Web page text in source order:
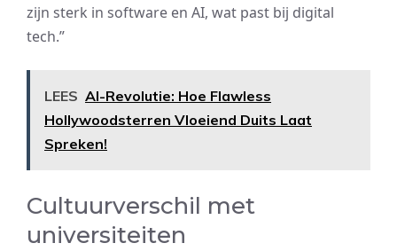
zijn sterk in software en AI, wat past bij digital
tech.”
LEES AI-Revolutie: Hoe Flawless
Hollywoodsterren Vloeiend Duits Laat
Spreken!
Cultuurverschil met
universiteiten